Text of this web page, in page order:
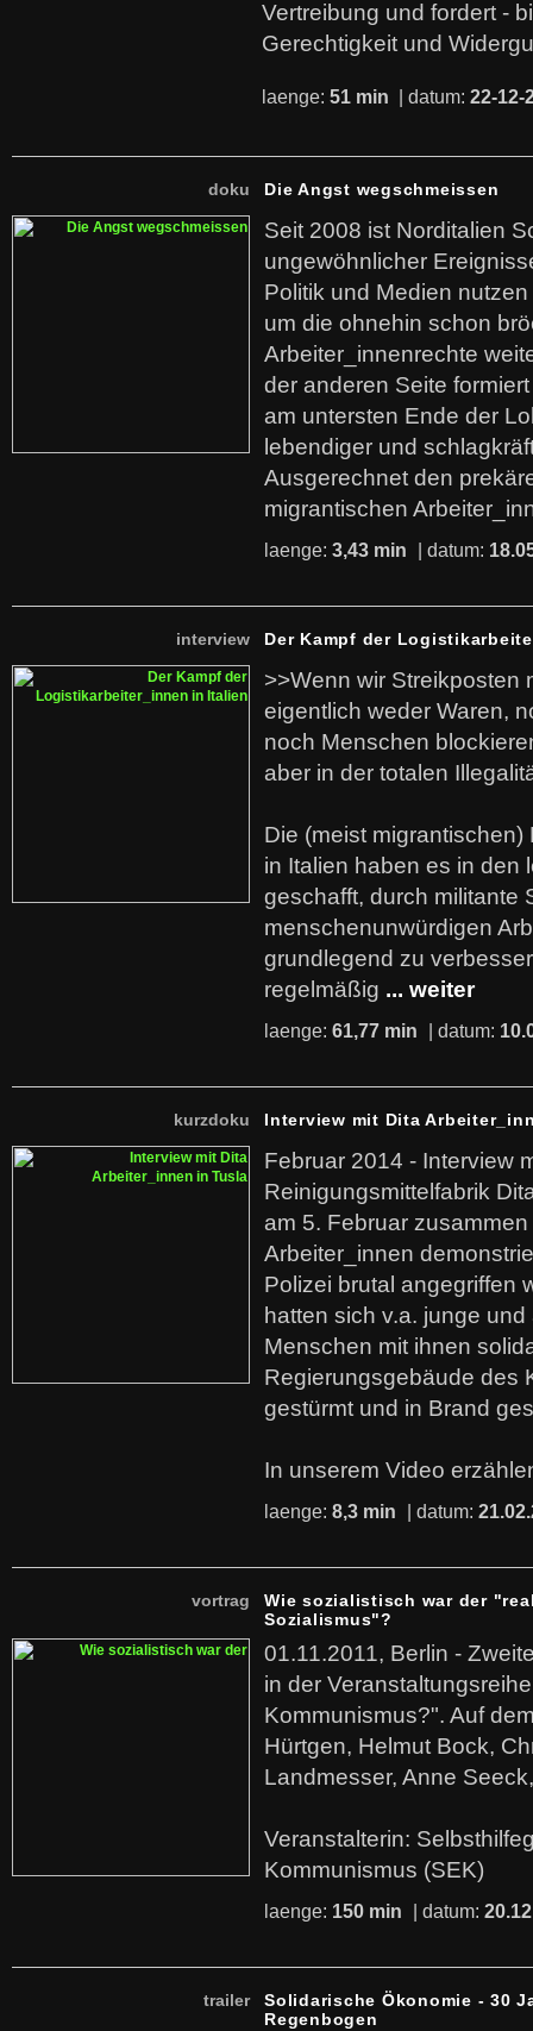
Vertreibung und fordert -
Gerechtigkeit und
laenge: 51 min | datum: 22-12-
doku Die Angst wegschmeissen
Seit 2008 ist Norditalien
ungewöhnlicher
Politik und Medien
um die ohnehin schon
Arbeiter_innenrechte
der anderen Seite
am untersten Ende der
lebendiger und
Ausgerechnet den
migrantischen
laenge: 3,43 min | datum:
interview Der Kampf der
>>Wenn wir Streikposten
eigentlich weder Waren,
noch Menschen
aber in der totalen
Die (meist
in Italien haben es in den
geschafft, durch militante
menschenunwürdigen
grundlegend zu
regelmäßig ... weiter
laenge: 61,77 min | datum:
kurzdoku Interview mit Dita
Februar 2014 - Interview
Reinigungsmittelfabrik
am 5. Februar
Arbeiter_innen
Polizei brutal angegriffen
hatten sich v.a. junge
Menschen mit ihnen
Regierungsgebäude des
gestürmt und in Brand
In unserem Video
laenge: 8,3 min | datum:
vortrag
Wie sozialistisch war der
Sozialismus"?
01.11.2011, Berlin -
in der
Kommunismus?". Auf
Hürtgen, Helmut Bock,
Landmesser, Anne
Veranstalterin:
Kommunismus (SEK)
laenge: 150 min | datum:
trailer
Solidarische Ökonomie - 30
Regenbogen